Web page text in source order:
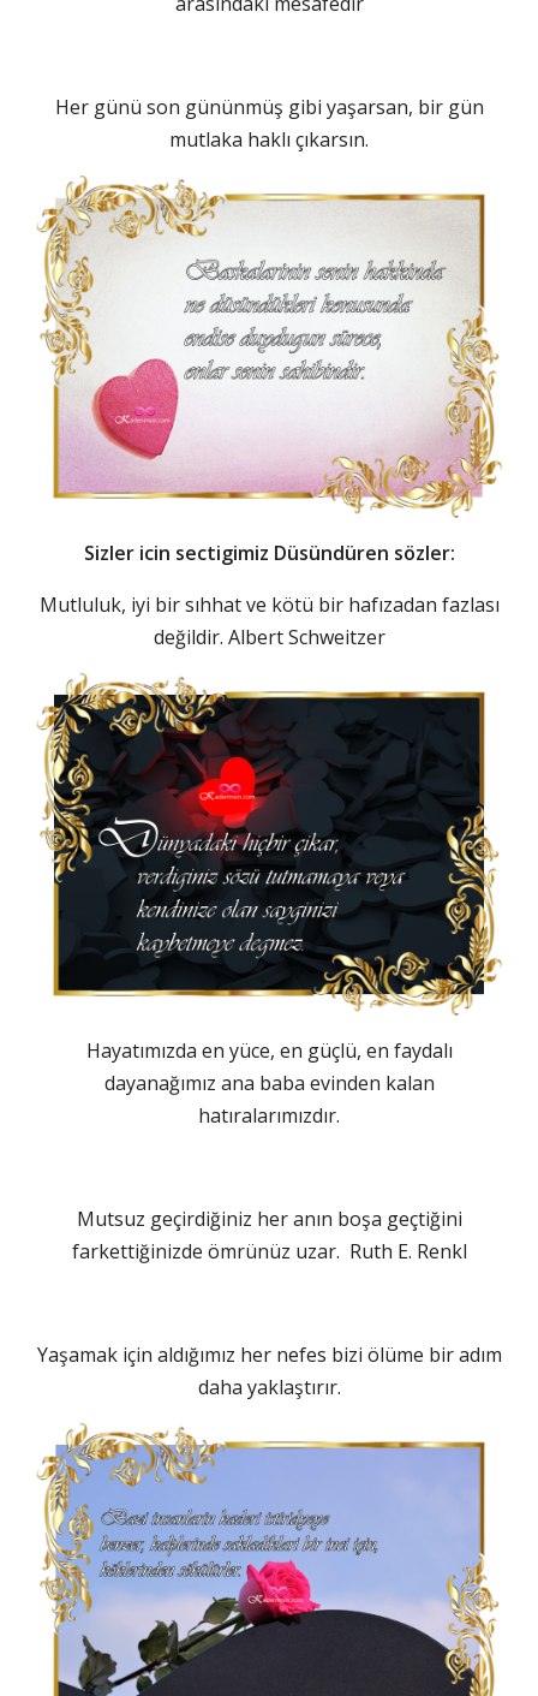
Her günü son gününmüş gibi yaşarsan, bir gün
mutlaka haklı çıkarsın.
Sizler icin sectigimiz Düsündüren sözler:
Mutluluk, iyi bir sıhhat ve kötü bir hafızadan fazlası
değildir. Albert Schweitzer
Hayatımızda en yüce, en güçlü, en faydalı
dayanağımız ana baba evinden kalan
hatıralarımızdır.
Mutsuz geçirdiğiniz her anın boşa geçtiğini
farkettiğinizde ömrünüz uzar. Ruth E. Renkl
Yaşamak için aldığımız her nefes bizi ölüme bir adım
daha yaklaştırır.